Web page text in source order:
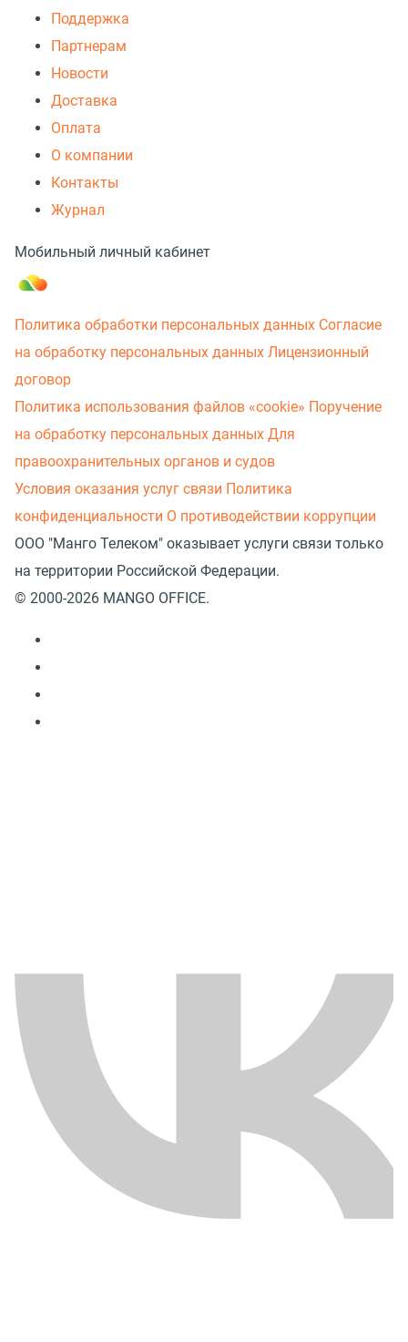
Поддержка
Партнерам
Новости
Доставка
Оплата
О компании
Контакты
Журнал
Мобильный личный кабинет
Политика обработки персональных данных Согласие
на обработку персональных данных Лицензионный
договор
Политика использования файлов «cookie» Поручение
на обработку персональных данных Для
правоохранительных органов и судов
Условия оказания услуг связи Политика
конфиденциальности О противодействии коррупции
ООО "Манго Телеком" оказывает услуги связи только
на территории Российской Федерации.
© 2000-2026 MANGO OFFICE.